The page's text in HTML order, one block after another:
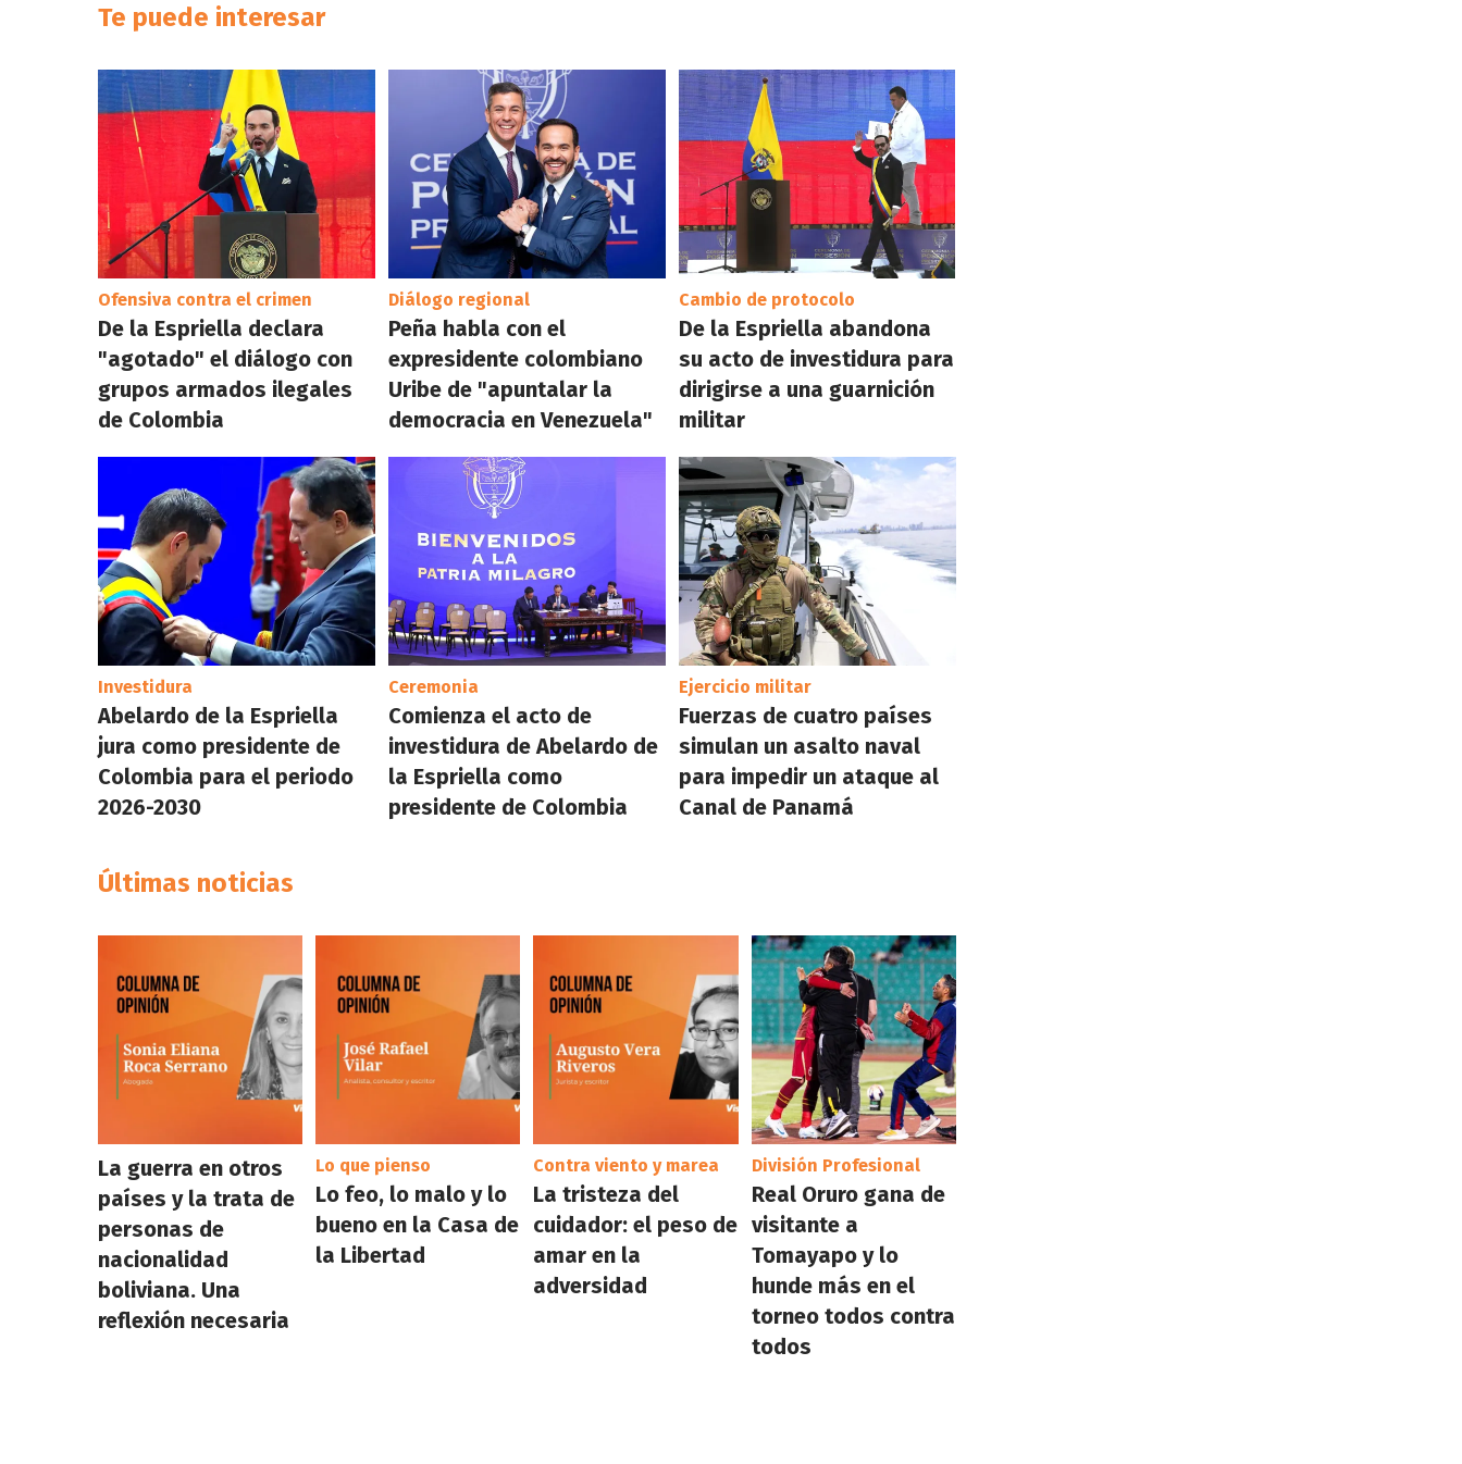
Te puede interesar
Ofensiva contra el crimen
De la Espriella declara
"agotado" el diálogo con
grupos armados ilegales
de Colombia
Diálogo regional
Peña habla con el
expresidente colombiano
Uribe de "apuntalar la
democracia en Venezuela"
Cambio de protocolo
De la Espriella abandona
su acto de investidura para
dirigirse a una guarnición
militar
Investidura
Abelardo de la Espriella
jura como presidente de
Colombia para el periodo
2026-2030
Ceremonia
Comienza el acto de
investidura de Abelardo de
la Espriella como
presidente de Colombia
Ejercicio militar
Fuerzas de cuatro países
simulan un asalto naval
para impedir un ataque al
Canal de Panamá
Últimas noticias
La guerra en otros
países y la trata de
personas de
nacionalidad
boliviana. Una
reflexión necesaria
Lo que pienso
Lo feo, lo malo y lo
bueno en la Casa de
la Libertad
Contra viento y marea
La tristeza del
cuidador: el peso de
amar en la
adversidad
División Profesional
Real Oruro gana de
visitante a
Tomayapo y lo
hunde más en el
torneo todos contra
todos